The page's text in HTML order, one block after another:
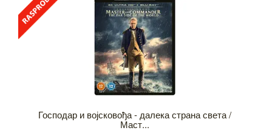
Господар и војсковођа - далека страна света /
Маст...